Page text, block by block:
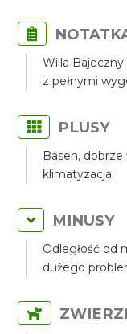
Willa
z pełnymi
PLUSY
Basen,
klimatyzacja.
MINUSY
Odległość od
dużego